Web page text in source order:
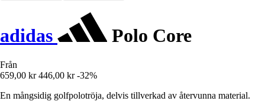
adidas Polo Core
Från
659,00 kr 446,00 kr -32%
En mångsidig golfpolotröja, delvis tillverkad av återvunna material.